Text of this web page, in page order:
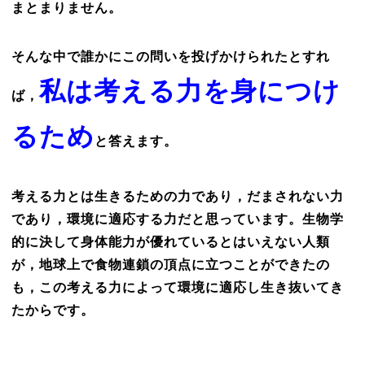
まとまりません。
そんな中で誰かにこの問いを投げかけられたとすれ
ば，私は考える力を身につけ
るため と答えます。
考える力とは生きるための力であり，だまされない力
であり，環境に適応する力だと思っています。生物学
的に決して身体能力が優れているとはいえない人類
が，地球上で食物連鎖の頂点に立つことができたの
も，この考える力によって環境に適応し生き抜いてき
たからです。